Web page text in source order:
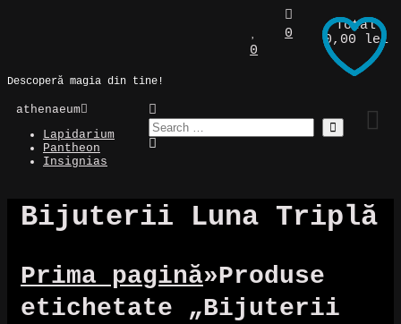
Descoperă magia din tine!
0
0
Total
0,00 lei
athenaeum
Lapidarium
Pantheon
Insignias
Bijuterii Luna Triplă
Prima pagină»Produse
etichetate „Bijuterii